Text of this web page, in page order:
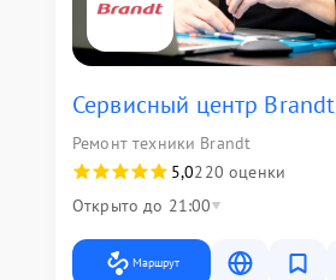
Сервисный центр Brandt
Ремонт техники Brandt
5,0220 оценки
Открыто до 21:00
Маршрут